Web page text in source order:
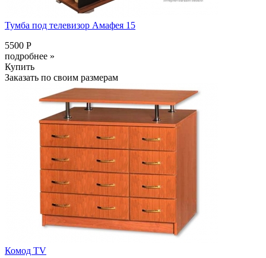
Тумба под телевизор Амафея 15
5500 Р
подробнее »
Купить
Заказать по своим размерам
Комод TV